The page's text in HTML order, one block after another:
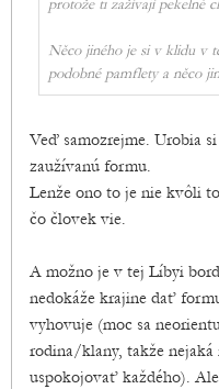
protože ti zažívají pekelné
Něco jiného je si v klidu v
podobné pamflety a něco
Veď samozrejme. Urobia
zaužívanú formu.
Lenže ono to je nie kvôli
čo človek vie.
A možno je v tej Líbyi
nedokáže krajine dať
vyhovuje (moc sa
rodina/klany, takže nejaká
uspokojovať každého).